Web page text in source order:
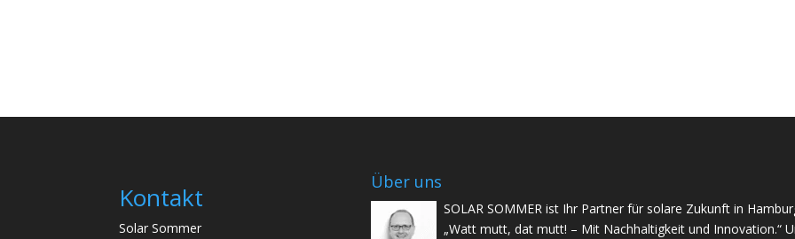
Kontakt
Solar Sommer
Über uns
SOLAR SOMMER ist Ihr Partner für solare Zukunft in
„Watt mutt, dat mutt! – Mit Nachhaltigkeit und Innovation.“